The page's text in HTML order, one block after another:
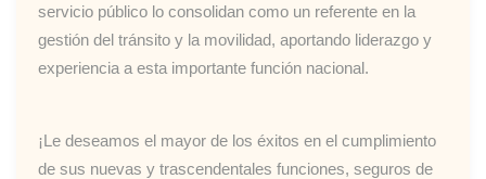
servicio público lo consolidan como un referente en la
gestión del tránsito y la movilidad, aportando liderazgo y
experiencia a esta importante función nacional.
¡Le deseamos el mayor de los éxitos en el cumplimiento
de sus nuevas y trascendentales funciones, seguros de